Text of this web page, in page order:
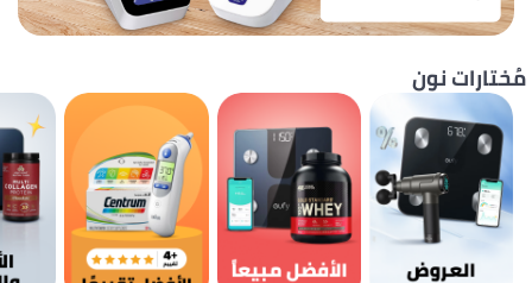
مُختارات نون